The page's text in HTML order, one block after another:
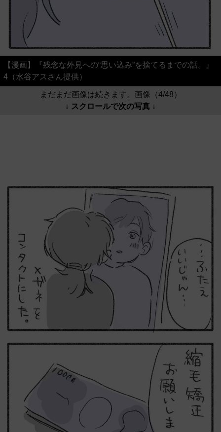
【漫画】『残念な外見への“思い込み”を捨てるまでの話。』
4（水谷アスさん提供）
まだまだ画像は続きます。画像（4/48）
↓ スクロールで次の写真 ↓